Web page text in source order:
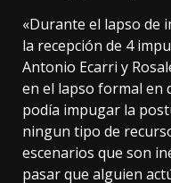
«Durante el lapso de
la recepción de 4
Antonio Ecarri y
en el lapso formal en
podía impugar la
ningun tipo de
escenarios que son
pasar que alguien